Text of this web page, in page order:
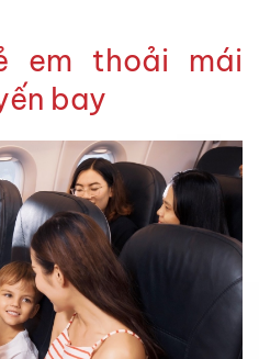
em thoải mái
bay